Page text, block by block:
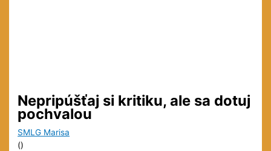
Nepripúšťaj si kritiku, ale sa dotuj
pochvalou
SMLG Marisa
()